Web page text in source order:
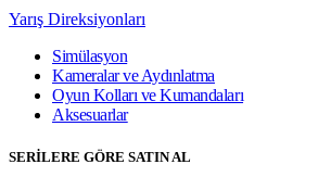
Yarış Direksiyonları
Simülasyon
Kameralar ve Aydınlatma
Oyun Kolları ve Kumandaları
Aksesuarlar
SERİLERE GÖRE SATIN AL